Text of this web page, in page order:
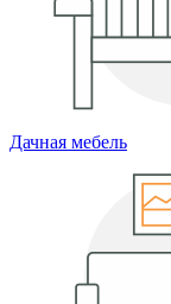
Дачная мебель